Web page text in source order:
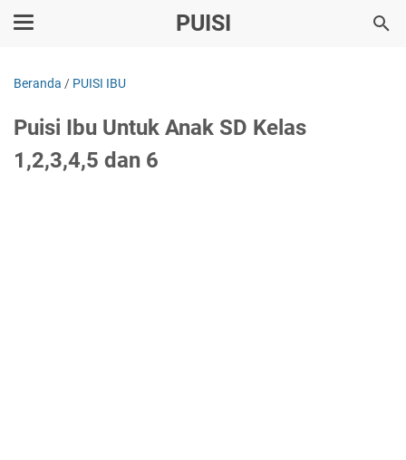
PUISI
Beranda / PUISI IBU
Puisi Ibu Untuk Anak SD Kelas
1,2,3,4,5 dan 6